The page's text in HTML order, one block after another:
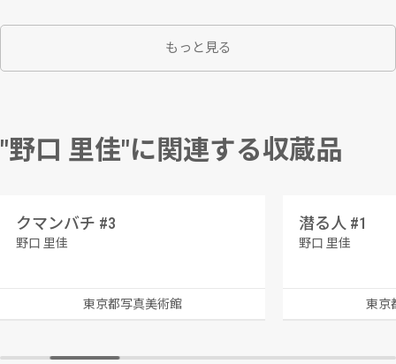
もっと見る
"野口 里佳"に関連する収蔵品
クマンバチ #3
野口 里佳
東京都写真美術館
潜る人 #1
野口 里佳
東京